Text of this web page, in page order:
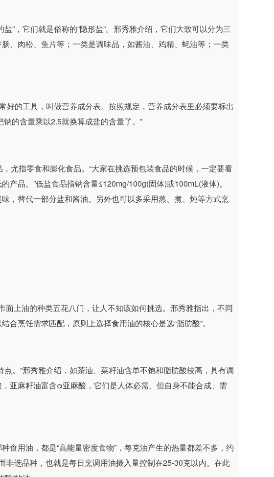
”，它们就是俗称的“隐形盐”。邢秀雅介绍，它们大致可以分为三
、肉松、鱼片等；一类是调味品，如酱油、鸡精、蚝油等；一类
好的工具，叫做营养成分表。按照规定，营养成分表里必须要标出
的含量乘以2.5就换算成盐的含量了。”
尤指零食和膨化食品。“大家在挑选预包装食品的时候，一定要看
产品。”低盐食品指钠含量≤120mg/100g(固体)或100mL(液体)。
，替代一部分盐和酱油。另外也可以多采用蒸、煮、炖等方式烹
面上油的种类五花八门，让人不知该如何挑选。邢秀雅指出，不同
烹饪需求匹配，原则上选择食用油的核心是选“脂肪酸”。
。”邢秀雅介绍，如茶油、菜籽油含单不饱和脂肪酸较高，具有调
亚麻籽油富含α亚麻酸，它们是人体必需、但自身不能合成、需
食用油，都是“高能量密度食物”，每克油产生的热量都差不多，约
非选品种，也就是每日烹调用油摄入量控制在25-30克以内。在此